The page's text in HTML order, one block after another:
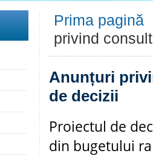
Prima pagină
privind
Anunțuri
de decizii
Proiectul de
din bugetului